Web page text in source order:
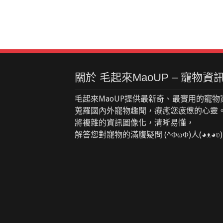
關於 毛起來MaoUP – 寵物資
毛起來MaoUP提供最新奇、最實用的寵物
蒐羅國內外寵物趣聞，療癒您疲憊的心靈
將複雜的資訊圖像化，清晰易懂，
解答您對寵物的滿腹疑問 (^ΦωΦ)人(◕ᴥ◕ʋ)